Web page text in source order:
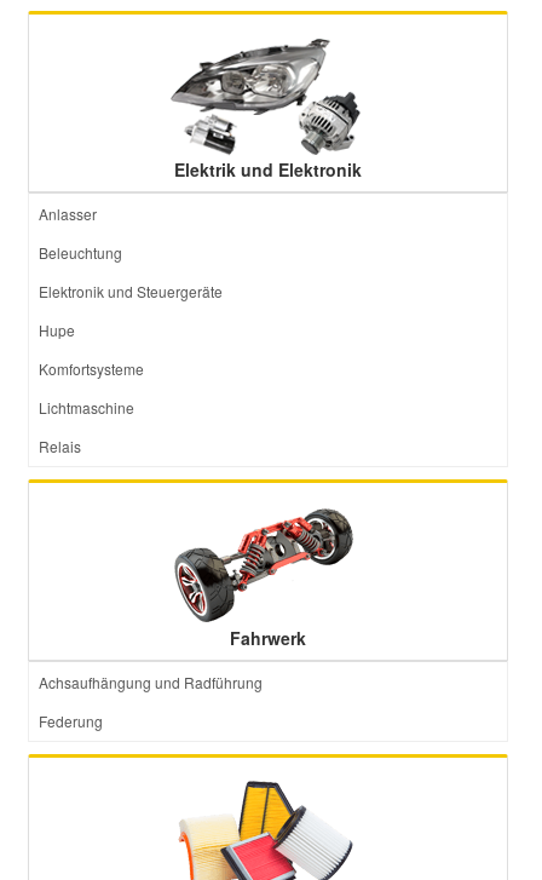
Elektrik und Elektronik
Anlasser
Beleuchtung
Elektronik und Steuergeräte
Hupe
Komfortsysteme
Lichtmaschine
Relais
Fahrwerk
Achsaufhängung und Radführung
Federung